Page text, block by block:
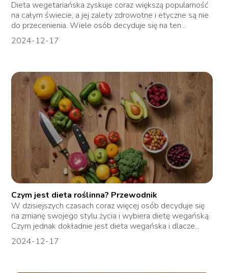
Dieta wegetariańska zyskuje coraz większą popularność
na całym świecie, a jej zalety zdrowotne i etyczne są nie
do przecenienia. Wiele osób decyduje się na ten...
2024-12-17
Czym jest dieta roślinna? Przewodnik
W dzisiejszych czasach coraz więcej osób decyduje się
na zmianę swojego stylu życia i wybiera dietę wegańską.
Czym jednak dokładnie jest dieta wegańska i dlacze...
2024-12-17